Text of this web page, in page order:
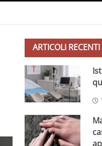
ARTICOLI RECENTI